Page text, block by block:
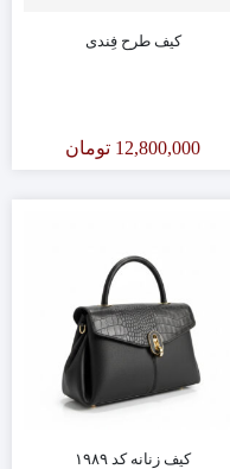
کیف طرح فِندی
12,800,000 تومان
کیف زنانه کد ۱۹۸۹